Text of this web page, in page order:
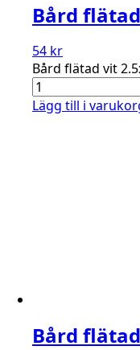
Bård
54 kr
Bård flätad vit
Lägg till i
Bård